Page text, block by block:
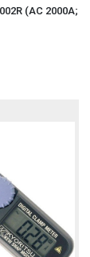
(AC 2000A;